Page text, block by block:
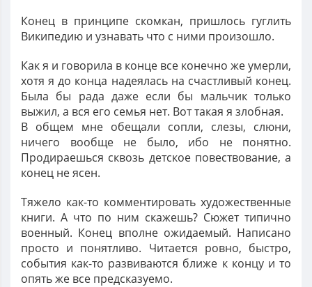
Конец в принципе скомкан, пришлось гуглить
Википедию и узнавать что с ними произошло.
Как я и говорила в конце все конечно же умерли,
хотя я до конца надеялась на счастливый конец.
Была бы рада даже если бы мальчик только
выжил, а вся его семья нет. Вот такая я злобная.
В общем мне обещали сопли, слезы, слюни,
ничего вообще не было, ибо не понятно.
Продираешься сквозь детское повествование, а
конец не ясен.
Тяжело как-то комментировать художественные
книги. А что по ним скажешь? Сюжет типично
военный. Конец вполне ожидаемый. Написано
просто и понятливо. Читается ровно, быстро,
события как-то развиваются ближе к концу и то
опять же все предсказуемо.